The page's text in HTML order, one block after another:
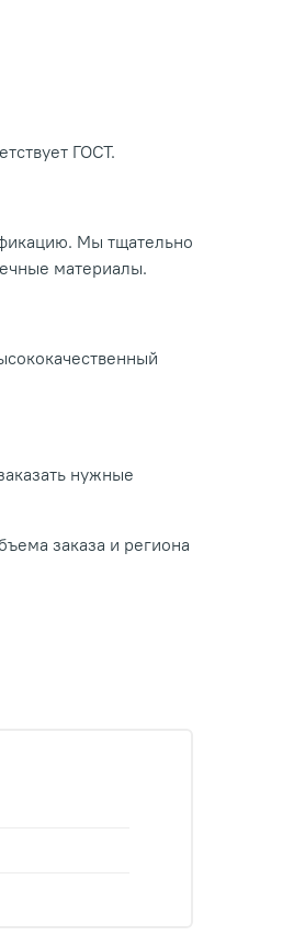
ГОСТ.
Мы тщательно
материалы.
нужные
заказа и региона